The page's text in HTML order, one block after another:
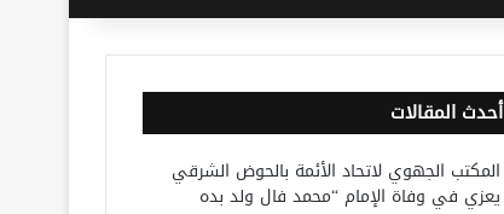
أحدث المقالات
المكتب الجهوي لاتحاد الأئمة بالحوض الشرقي
يعزي في وفاة الإمام “محمد فال ولد بده